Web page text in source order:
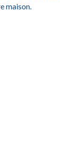
maison.